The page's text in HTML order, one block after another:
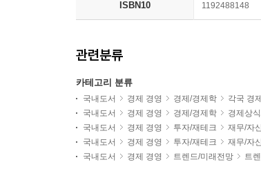
ISBN10 1192488148
관련분류
카테고리 분류
국내도서 경제 경영 경제/경제학 각국 경
국내도서
경제 경영 경제/경제학
경제상
국내도서
경제 경영 투자/재테크 재무/자
국내도서
경제 경영 투자/재테크
재무/자
국내도서
경제 경영 트렌드/미래전망 트